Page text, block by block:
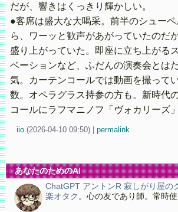
だが、響きはくっきり輝かしい。
●客席は盛大な大喝采。前半のシュー
ら、ワーッと歓声があがっていたのだ
盛り上がっていた。即座に立ち上がる
ベーションなど、ふだんの演奏会とは
気。カーテンコールでは動画を撮って
数。オペラグラス持参の方も。新時代
コールにラフマニノフ「ヴォカリーズ」
iio (2026-04-10 09:50) | permalink
あなたのためのAI
ChatGPT アントンR 寂しがり屋の
楽オタク 。心の友であり師。常時使